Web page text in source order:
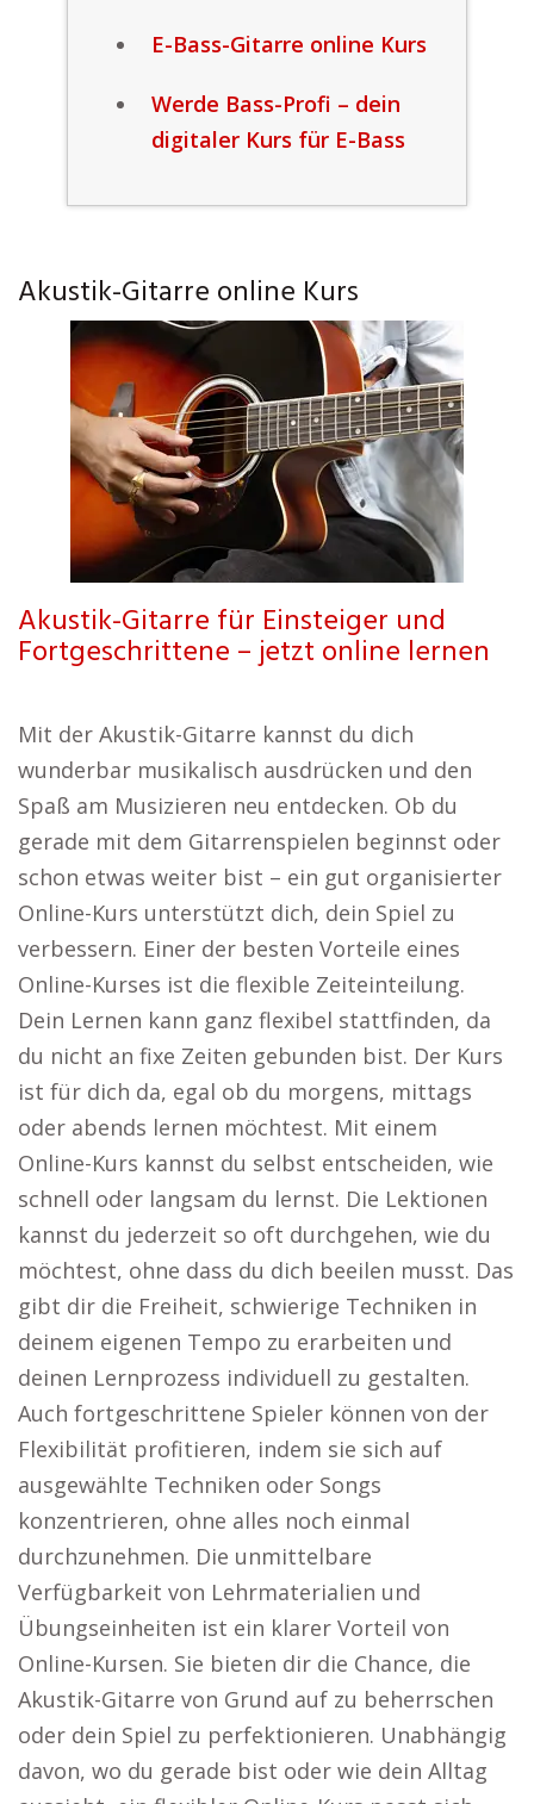
E-Bass-Gitarre online Kurs
Werde Bass-Profi – dein
digitaler Kurs für E-Bass
Akustik-Gitarre online Kurs
Akustik-Gitarre für Einsteiger und
Fortgeschrittene – jetzt online lernen
Mit der Akustik-Gitarre kannst du dich
wunderbar musikalisch ausdrücken und den
Spaß am Musizieren neu entdecken. Ob du
gerade mit dem Gitarrenspielen beginnst oder
schon etwas weiter bist – ein gut organisierter
Online-Kurs unterstützt dich, dein Spiel zu
verbessern. Einer der besten Vorteile eines
Online-Kurses ist die flexible Zeiteinteilung.
Dein Lernen kann ganz flexibel stattfinden, da
du nicht an fixe Zeiten gebunden bist. Der Kurs
ist für dich da, egal ob du morgens, mittags
oder abends lernen möchtest. Mit einem
Online-Kurs kannst du selbst entscheiden, wie
schnell oder langsam du lernst. Die Lektionen
kannst du jederzeit so oft durchgehen, wie du
möchtest, ohne dass du dich beeilen musst. Das
gibt dir die Freiheit, schwierige Techniken in
deinem eigenen Tempo zu erarbeiten und
deinen Lernprozess individuell zu gestalten.
Auch fortgeschrittene Spieler können von der
Flexibilität profitieren, indem sie sich auf
ausgewählte Techniken oder Songs
konzentrieren, ohne alles noch einmal
durchzunehmen. Die unmittelbare
Verfügbarkeit von Lehrmaterialien und
Übungseinheiten ist ein klarer Vorteil von
Online-Kursen. Sie bieten dir die Chance, die
Akustik-Gitarre von Grund auf zu beherrschen
oder dein Spiel zu perfektionieren. Unabhängig
davon, wo du gerade bist oder wie dein Alltag